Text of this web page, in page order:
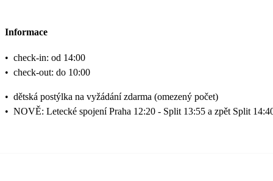
Informace
• check-in: od 14:00
• check-out: do 10:00
• dětská postýlka na vyžádání zdarma (omezený počet)
• NOVĚ: Letecké spojení Praha 12:20 - Split 13:55 a zpět Split